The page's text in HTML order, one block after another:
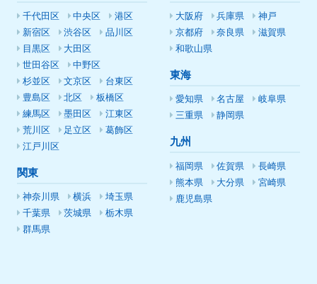
千代田区 中央区
港区
新宿区
渋谷区
品川区
目黒区
大田区
世田谷区
中野区
杉並区
文京区
台東区
豊島区
北区
板橋区
練馬区
墨田区
江東区
荒川区
足立区
葛飾区
江戸川区
関東
神奈川県 横浜
埼玉県
千葉県
茨城県
栃木県
群馬県
大阪府 兵庫県
神戸
京都府
奈良県
滋賀県
和歌山県
東海
愛知県 名古屋
岐阜県
三重県
静岡県
九州
福岡県 佐賀県
長崎県
熊本県
大分県
宮崎県
鹿児島県